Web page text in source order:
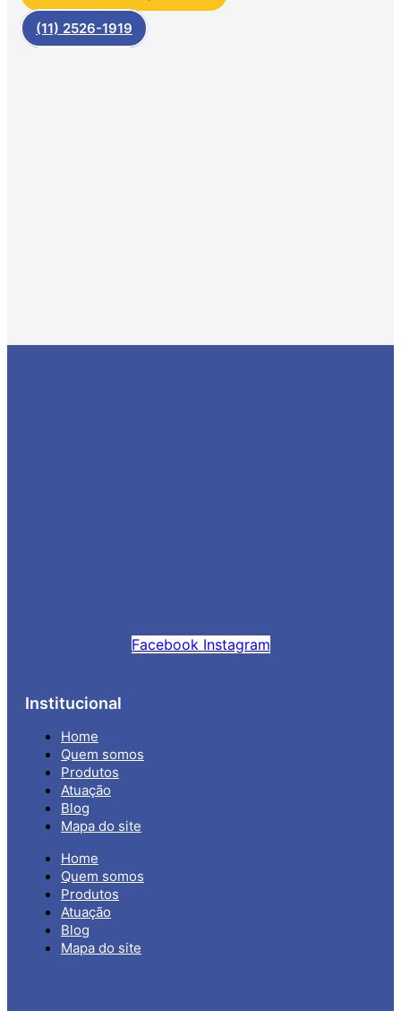
(11) 2526-1919
Facebook Instagram
Institucional
Home
Quem somos
Produtos
Atuação
Blog
Mapa do site
Home
Quem somos
Produtos
Atuação
Blog
Mapa do site